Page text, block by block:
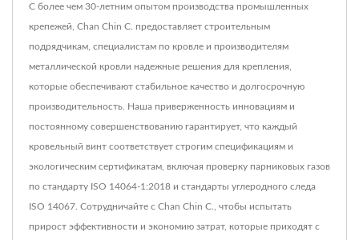
С более чем 30-летним опытом производства промышленных
крепежей, Chan Chin C. предоставляет строительным
подрядчикам, специалистам по кровле и производителям
металлической кровли надежные решения для крепления,
которые обеспечивают стабильное качество и долгосрочную
производительность. Наша приверженность инновациям и
постоянному совершенствованию гарантирует, что каждый
кровельный винт соответствует строгим спецификациям и
экологическим сертификатам, включая проверку парниковых газов
по стандарту ISO 14064-1:2018 и стандарты углеродного следа
ISO 14067. Сотрудничайте с Chan Chin C., чтобы испытать
прирост эффективности и экономию затрат, которые приходят с